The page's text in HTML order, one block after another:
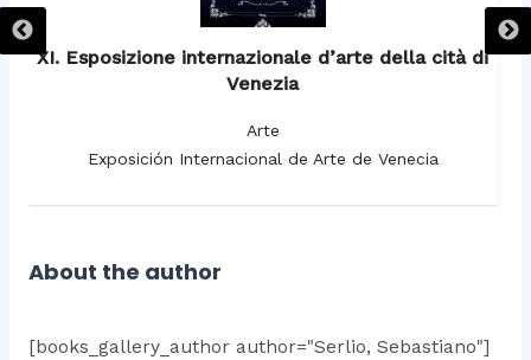
XI. Esposizione internazionale d’arte della cità di
Venezia
Arte
Exposición Internacional de Arte de Venecia
About the author
[books_gallery_author author="Serlio, Sebastiano"]